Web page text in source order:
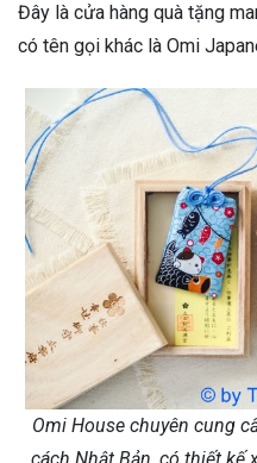
Đây là cửa hàng quà tặng
có tên gọi khác là Omi
Omi House chuyên cung
cách Nhật Bản, có thiết kế